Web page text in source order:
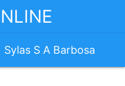
Sylas S A Barbosa